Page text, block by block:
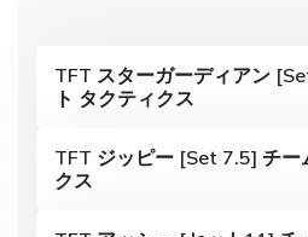
TFT スターガーディアン
ト タクティクス
TFT ジッピー [Set 7.5] チー
クス